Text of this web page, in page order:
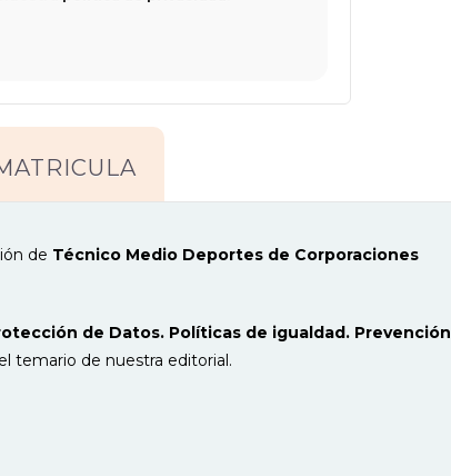
de Técnico Medio Deportes de Corporaciones
de Datos. Políticas de igualdad. Prevención
temario de nuestra editorial.